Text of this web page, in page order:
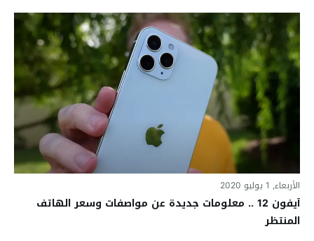
الأربعاء, 1 يوليو 2020
آيفون 12 .. معلومات جديدة عن مواصفات وسعر الهاتف
المنتظر